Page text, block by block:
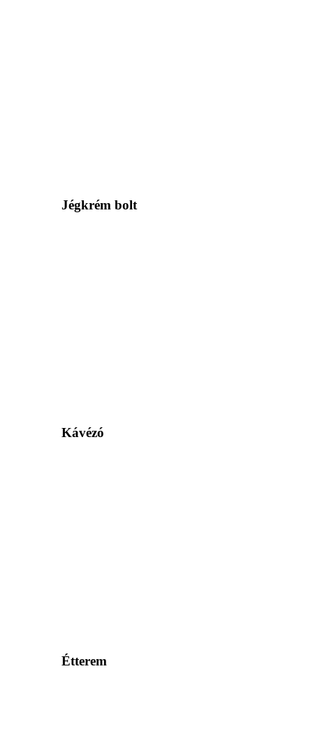
Jégkrém bolt
Kávézó
Étterem